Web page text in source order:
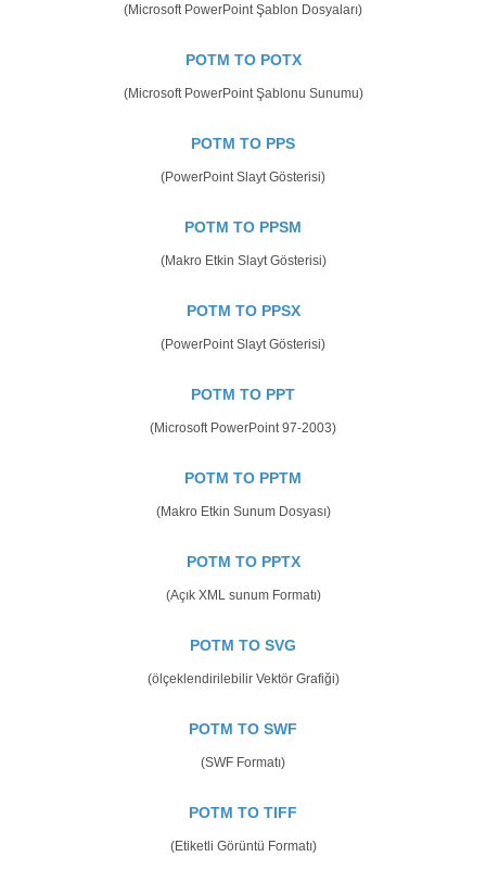
(Microsoft PowerPoint Şablon Dosyaları)
POTM TO POTX
(Microsoft PowerPoint Şablonu Sunumu)
POTM TO PPS
(PowerPoint Slayt Gösterisi)
POTM TO PPSM
(Makro Etkin Slayt Gösterisi)
POTM TO PPSX
(PowerPoint Slayt Gösterisi)
POTM TO PPT
(Microsoft PowerPoint 97-2003)
POTM TO PPTM
(Makro Etkin Sunum Dosyası)
POTM TO PPTX
(Açık XML sunum Formatı)
POTM TO SVG
(ölçeklendirilebilir Vektör Grafiği)
POTM TO SWF
(SWF Formatı)
POTM TO TIFF
(Etiketli Görüntü Formatı)